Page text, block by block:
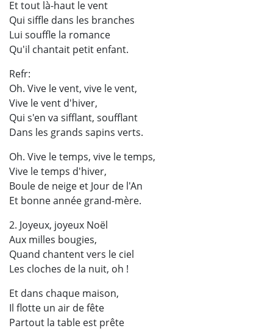
Et tout là-haut le vent
Qui siffle dans les branches
Lui souffle la romance
Qu'il chantait petit enfant.
Refr:
Oh. Vive le vent, vive le vent,
Vive le vent d'hiver,
Qui s'en va sifflant, soufflant
Dans les grands sapins verts.
Oh. Vive le temps, vive le temps,
Vive le temps d'hiver,
Boule de neige et Jour de l'An
Et bonne année grand-mère.
2. Joyeux, joyeux Noël
Aux milles bougies,
Quand chantent vers le ciel
Les cloches de la nuit, oh !
Et dans chaque maison,
Il flotte un air de fête
Partout la table est prête